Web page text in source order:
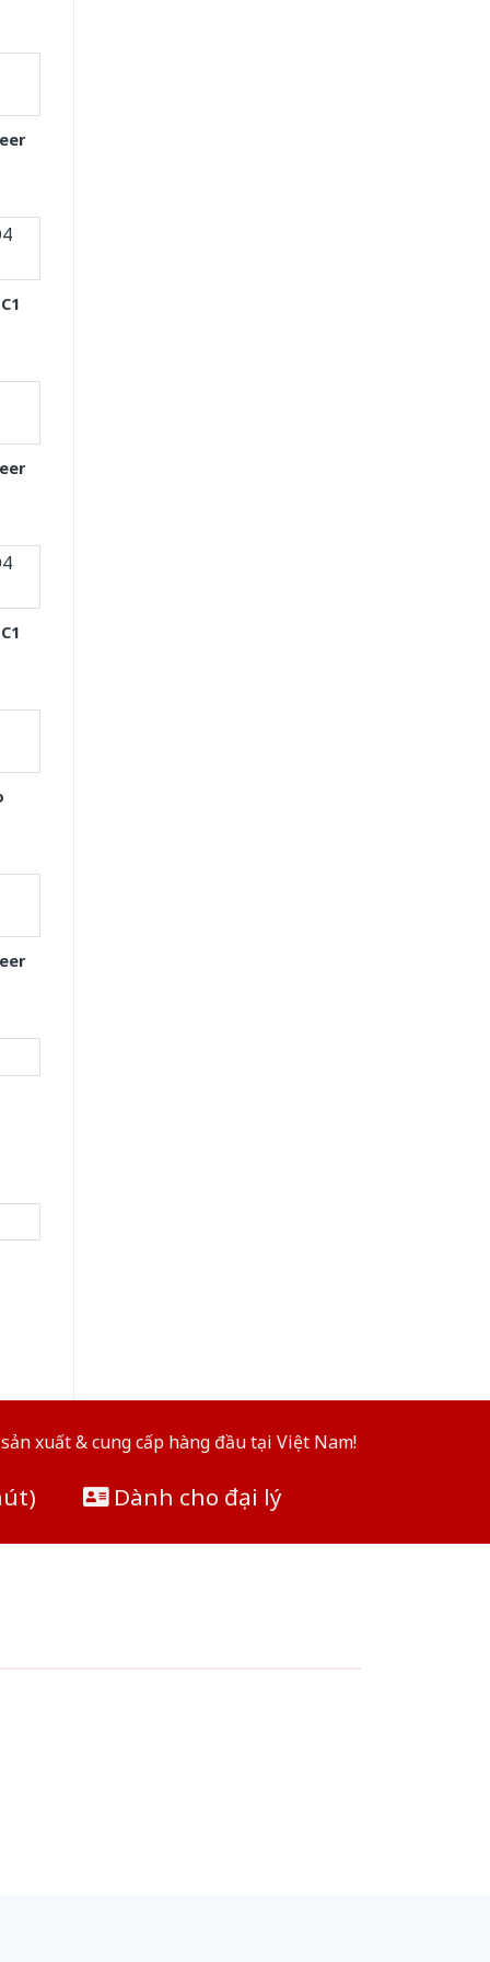
xuất & cung cấp hàng đầu tại Việt Nam!
Dành cho đại lý